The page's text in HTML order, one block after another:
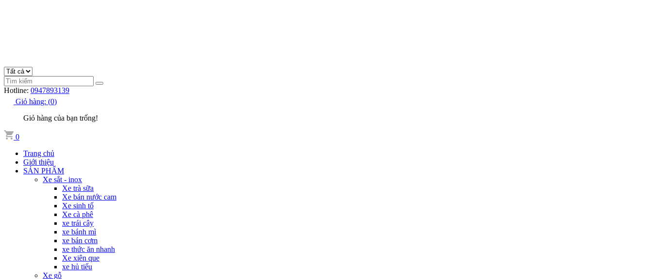
Hotline: 0947893139
Giỏ hàng: (0)
Giỏ hàng của bạn trống!
0
Trang chủ
Giới thiệu
SẢN PHẨM
Xe sắt - inox
Xe trà sữa
Xe bán nước cam
Xe sinh tố
Xe cà phê
xe trái cây
xe bánh mì
xe bán cơm
xe thức ăn nhanh
Xe xiên que
xe hủ tiếu
Xe gỗ